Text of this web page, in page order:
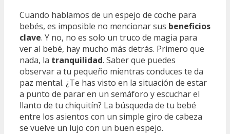
Cuando hablamos de un espejo de coche para
bebés, es imposible no mencionar sus beneficios
clave. Y no, no es solo un truco de magia para
ver al bebé, hay mucho más detrás. Primero que
nada, la tranquilidad. Saber que puedes
observar a tu pequeño mientras conduces te da
paz mental. ¿Te has visto en la situación de estar
a punto de parar en un semáforo y escuchar el
llanto de tu chiquitín? La búsqueda de tu bebé
entre los asientos con un simple giro de cabeza
se vuelve un lujo con un buen espejo.